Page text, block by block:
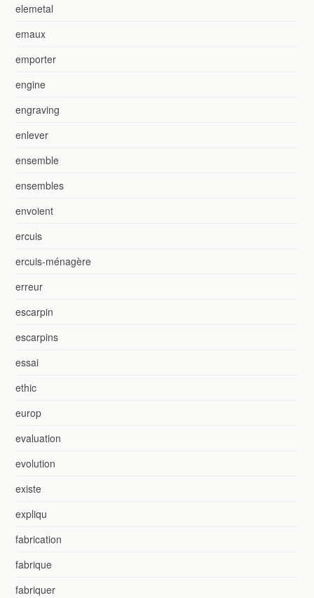
elemetal
emaux
emporter
engine
engraving
enlever
ensemble
ensembles
envoient
ercuis
ercuis-ménagère
erreur
escarpin
escarpins
essai
ethic
europ
evaluation
evolution
existe
expliqu
fabrication
fabrique
fabriquer